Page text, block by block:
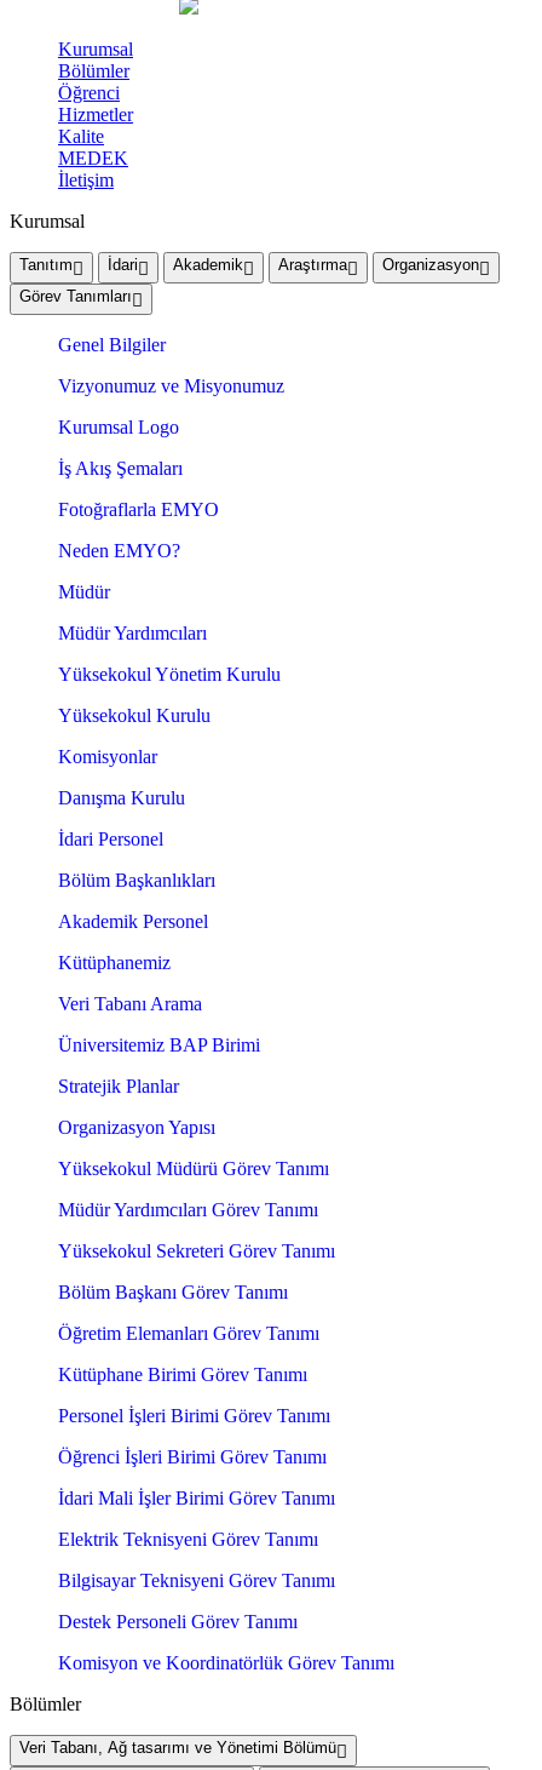
Kurumsal
Bölümler
Öğrenci
Hizmetler
Kalite
MEDEK
İletişim
Kurumsal
Tanıtım İdari Akademik Araştırma
Organizasyon
Görev Tanımları
Genel Bilgiler
Vizyonumuz ve Misyonumuz
Kurumsal Logo
İş Akış Şemaları
Fotoğraflarla EMYO
Neden EMYO?
Müdür
Müdür Yardımcıları
Yüksekokul Yönetim Kurulu
Yüksekokul Kurulu
Komisyonlar
Danışma Kurulu
İdari Personel
Bölüm Başkanlıkları
Akademik Personel
Kütüphanemiz
Veri Tabanı Arama
Üniversitemiz BAP Birimi
Stratejik Planlar
Organizasyon Yapısı
Yüksekokul Müdürü Görev Tanımı
Müdür Yardımcıları Görev Tanımı
Yüksekokul Sekreteri Görev Tanımı
Bölüm Başkanı Görev Tanımı
Öğretim Elemanları Görev Tanımı
Kütüphane Birimi Görev Tanımı
Personel İşleri Birimi Görev Tanımı
Öğrenci İşleri Birimi Görev Tanımı
İdari Mali İşler Birimi Görev Tanımı
Elektrik Teknisyeni Görev Tanımı
Bilgisayar Teknisyeni Görev Tanımı
Destek Personeli Görev Tanımı
Komisyon ve Koordinatörlük Görev Tanımı
Bölümler
Veri Tabanı, Ağ tasarımı ve Yönetimi Bölümü